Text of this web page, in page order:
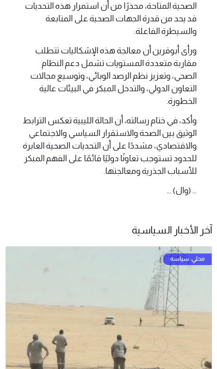
الصحية المتاحة، محذرًا من أن استمرار هذه التحديات
قد يحد من قدرة الجهات الصحية على المتابعة
والسيطرة الفاعلة.
ورأى أبوقرين أن معالجة هذه الإشكاليات تتطلب
مقاربة متعددة المستويات تشمل دعم النظام
الصحي، وتعزيز نظم الرصد الوبائي، وتوسيع مجالات
التعاون الدولي، والتدخل المبكر في البيئات عالية
الخطورة.
وأكد، في ختام رسالته، أن الحالة الليبية تعكس الترابط
الوثيق بين الصحة والاستقرار السياسي والاجتماعي
والاقتصادي، مشددًا على أن التحديات الصحية العابرة
للحدود تستوجب تعاونًا دوليًا قائمًا على الفهم المبكر
للأسباب الجذرية ومعالجتها.
... (وال) ...
آخر الأخبار السياسية